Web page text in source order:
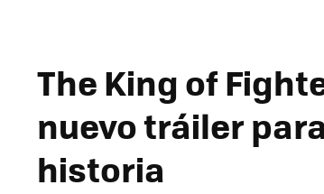
The King of
nuevo tráiler
historia